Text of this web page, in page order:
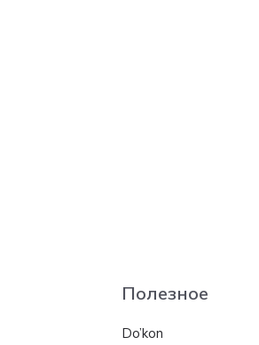
Полезное
Do’kon